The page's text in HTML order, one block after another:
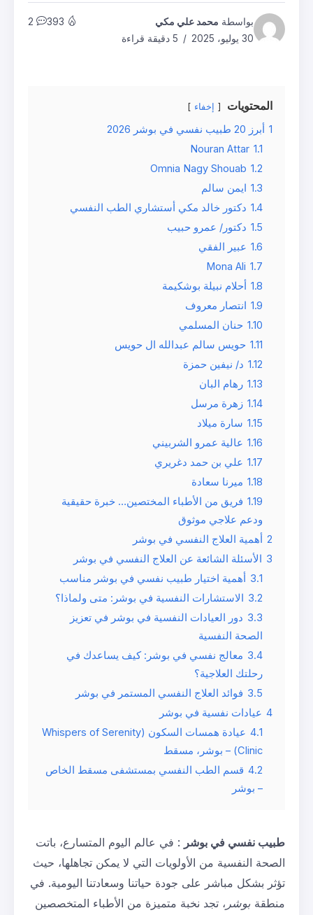
بواسطة محمد علي مكي
30 يوليو، 2025
393
2
المحتويات إخفاء
1 أبرز 20 طبيب نفسي في بوشر 2026
1.1
Nouran Attar
1.2
Omnia Nagy Shouab
1.3 ايمن سالم
1.4 دكتور خالد مكي أستشاري الطب النفسي
1.5 دكتور/ عمرو حبيب
1.6 عبير الفقي
1.7
Mona Ali
1.8 أحلام نبيلة بوشكيمة
1.9 انتصار معروف
1.10 حنان المسلمي
1.11 حويس سالم عبدالله ال حويس
1.12 د/ نيفين حمزة
1.13 رهام البان
1.14 زهرة مرسل
1.15 سارة ميلاد
1.16 عالية عمرو الشربيني
1.17 علي بن حمد دغريري
1.18 ميرنا سعادة
1.19 فريق من الأطباء المختصين… خبرة حقيقية
ودعم علاجي موثوق
2 أهمية العلاج النفسي في بوشر
3 الأسئلة الشائعة عن العلاج النفسي في بوشر
3.1 أهمية اختيار طبيب نفسي في بوشر مناسب
3.2 الاستشارات النفسية في بوشر: متى ولماذا؟
3.3 دور العيادات النفسية في بوشر في تعزيز
الصحة النفسية
3.4 معالج نفسي في بوشر: كيف يساعدك في
رحلتك العلاجية؟
3.5 فوائد العلاج النفسي المستمر في بوشر
4 عيادات نفسية في بوشر
4.1
عيادة همسات السكون (Whispers of Serenity
Clinic) – بوشر، مسقط
4.2 قسم الطب النفسي بمستشفى مسقط الخاص
– بوشر
طبيب نفسي في بوشر : في عالم اليوم المتسارع، باتت
الصحة النفسية من الأولويات التي لا يمكن تجاهلها، حيث
تؤثر بشكل مباشر على جودة حياتنا وسعادتنا اليومية. في
منطقة بوشر ، تجد نخبة متميزة من الأطباء المتخصصين